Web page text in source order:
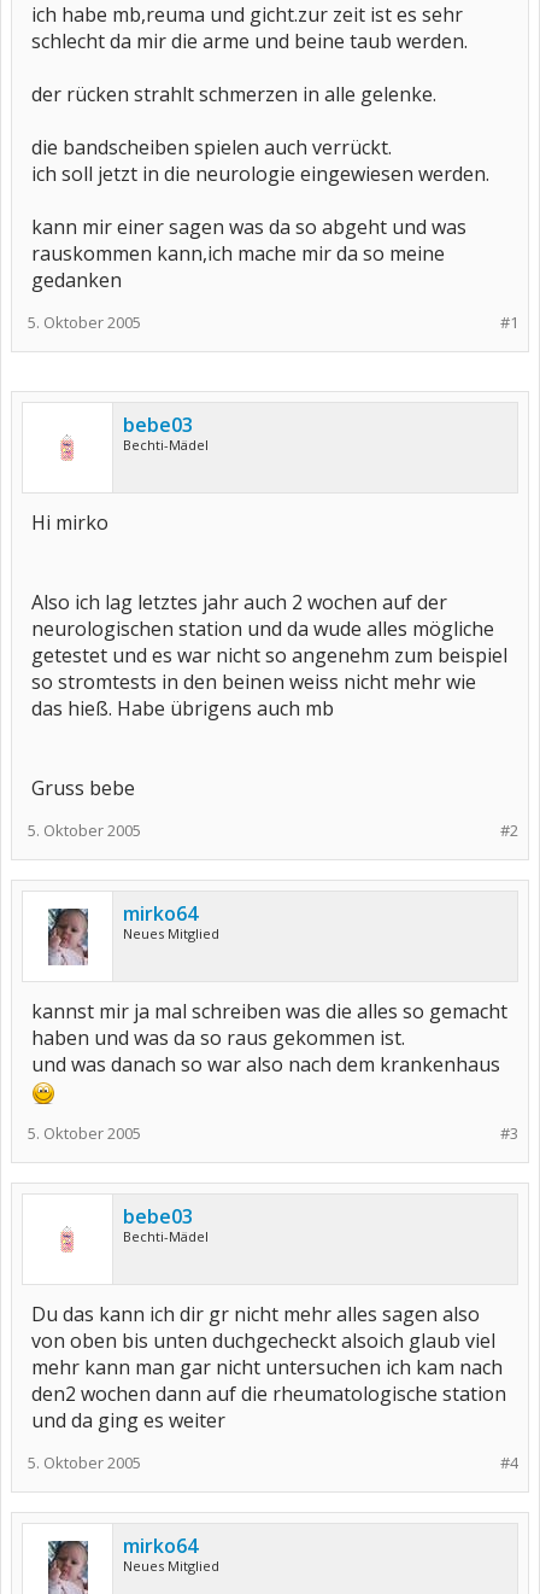
ich habe mb,reuma und gicht.zur zeit ist es sehr
schlecht da mir die arme und beine taub werden.
der rücken strahlt schmerzen in alle gelenke.
die bandscheiben spielen auch verrückt.
ich soll jetzt in die neurologie eingewiesen werden.
kann mir einer sagen was da so abgeht und was
rauskommen kann,ich mache mir da so meine
gedanken
#1
5. Oktober 2005
bebe03
Bechti-Mädel
Hi mirko
Also ich lag letztes jahr auch 2 wochen auf der
neurologischen station und da wude alles mögliche
getestet und es war nicht so angenehm zum beispiel
so stromtests in den beinen weiss nicht mehr wie
das hieß. Habe übrigens auch mb
Gruss bebe
#2
5. Oktober 2005
mirko64
Neues Mitglied
kannst mir ja mal schreiben was die alles so gemacht
haben und was da so raus gekommen ist.
und was danach so war also nach dem krankenhaus
#3
5. Oktober 2005
bebe03
Bechti-Mädel
Du das kann ich dir gr nicht mehr alles sagen also
von oben bis unten duchgecheckt alsoich glaub viel
mehr kann man gar nicht untersuchen ich kam nach
den2 wochen dann auf die rheumatologische station
und da ging es weiter
#4
5. Oktober 2005
mirko64
Neues Mitglied